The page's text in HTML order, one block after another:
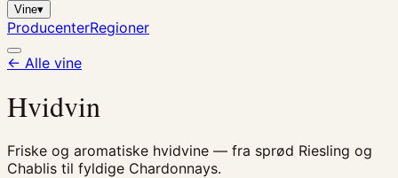
Vine▾
ProducenterRegioner
← Alle vine
Hvidvin
Friske og aromatiske hvidvine — fra sprød Riesling og
Chablis til fyldige Chardonnays.